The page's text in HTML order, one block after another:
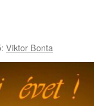
Viktor Bonta